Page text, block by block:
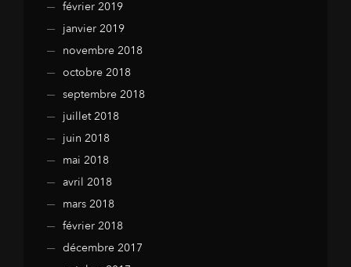
février 2019
janvier 2019
novembre 2018
octobre 2018
septembre 2018
juillet 2018
juin 2018
mai 2018
avril 2018
mars 2018
février 2018
décembre 2017